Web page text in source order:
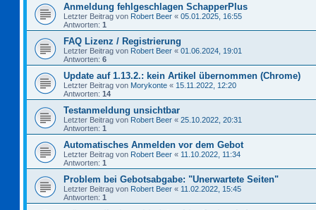
Anmeldung fehlgeschlagen SchapperPlus
Letzter Beitrag von Robert Beer « 05.01.2025, 16:55
Antworten: 1
FAQ Lizenz / Registrierung
Letzter Beitrag von Robert Beer « 01.06.2024, 19:01
Antworten: 6
Update auf 1.13.2.: kein Artikel übernommen (Chrome)
Letzter Beitrag von Morykonte « 15.11.2022, 12:20
Antworten: 14
Testanmeldung unsichtbar
Letzter Beitrag von Robert Beer « 25.10.2022, 20:31
Antworten: 1
Automatisches Anmelden vor dem Gebot
Letzter Beitrag von Robert Beer « 11.10.2022, 11:34
Antworten: 1
Problem bei Gebotsabgabe: "Unerwartete Seiten"
Letzter Beitrag von Robert Beer « 11.02.2022, 15:45
Antworten: 1